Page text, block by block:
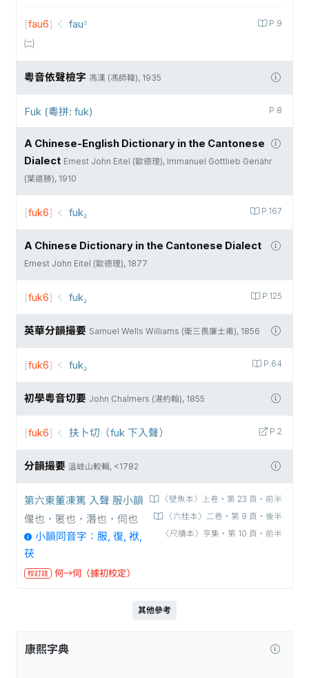
P.9
[fau6] fau꜅
㈡
粵音依聲檢字 馮漢 (馮師韓), 1935
P.8
Fuk (粵拼: fuk)
A Chinese-English Dictionary in the Cantonese
Dialect Ernest John Eitel (歐德理), Immanuel Gottlieb Genähr
(葉道勝), 1910
P.167
[fuk6] fuk꜇
A Chinese Dictionary in the Cantonese Dialect
Ernest John Eitel (歐德理), 1877
P.125
[fuk6] fuk꜇
英華分韻撮要 Samuel Wells Williams (衛三畏廉士甫), 1856
P.64
[fuk6] fuk꜇
初學粵音切要 John Chalmers (湛約翰), 1855
P.2
[fuk6] 扶卜切（fuk 下入聲）
分韻撮要 溫岐山較輯, <1782
〈壁魚本〉上卷‧第 23 頁‧前半
〈六桂本〉二卷‧第 9 頁‧後半
〈尺牘本〉亨集‧第 10 頁‧前半
第六東董凍篤 入聲 服小韻
偃也，匿也，潛也，伺也
小韻同音字：服, 復, 袱,
茯
校訂註 何→伺（據初校定）
其他參考
康熙字典